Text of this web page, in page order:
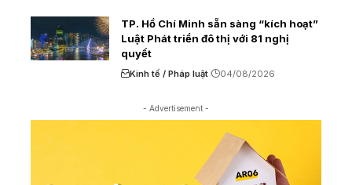
TP. Hồ Chí Minh sẵn sàng “kích hoạt”
Luật Phát triển đô thị với 81 nghị
quyết
Kinh tế / Pháp luật 04/08/2026
- Advertisement -